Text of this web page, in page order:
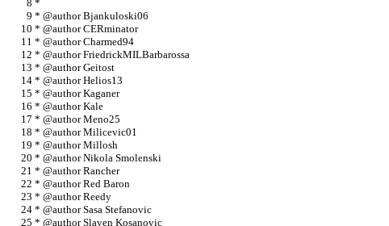
*
* @author Bjankuloski06
* @author CERminator
* @author Charmed94
* @author FriedrickMILBarbarossa
* @author Geitost
* @author Helios13
* @author Kaganer
* @author Kale
* @author Meno25
* @author Milicevic01
* @author Millosh
* @author Nikola Smolenski
* @author Rancher
* @author Red Baron
* @author Reedy
* @author Sasa Stefanovic
* @author Slaven Kosanovic